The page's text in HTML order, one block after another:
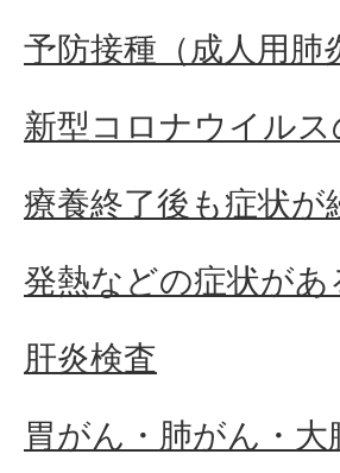
予防接種（成人用肺
新型コロナウイル
療養終了後も症状
発熱などの症状があ
肝炎検査
胃がん・肺がん・大